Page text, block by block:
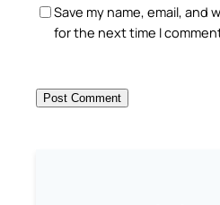
Save my name, email, and
for the next time I